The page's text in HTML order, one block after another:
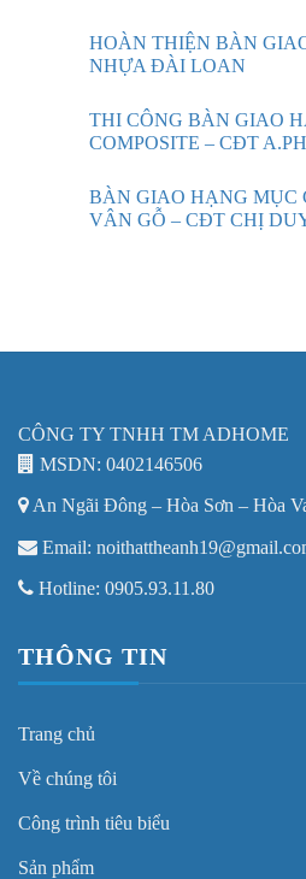
HOÀN THIỆN BÀN
NHỰA ĐÀI LOAN
THI CÔNG BÀN GIAO
COMPOSITE – CĐT
BÀN GIAO HẠNG MỤC
VÂN GỖ – CĐT CHỊ
CÔNG TY TNHH TM ADHOME
MSDN: 0402146506
An Ngãi Đông – Hòa Sơn – Hòa
Email:
Hotline: 0905.93.11.80
THÔNG TIN
Trang chủ
Về chúng tôi
Công trình tiêu biểu
Sản phẩm